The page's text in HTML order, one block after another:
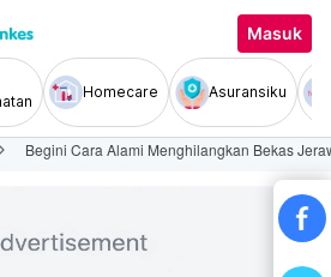
Masuk
Homecare Asuransiku
Begini Cara Alami Menghilangkan Bekas